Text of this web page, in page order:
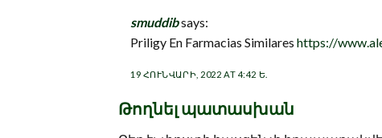
smuddibsays:
Priligy En Farmacias Similares https://
19 ՀՈՒՆՎԱՐԻ, 2022 AT 4:42 Ե.
Թողնել պատասխան